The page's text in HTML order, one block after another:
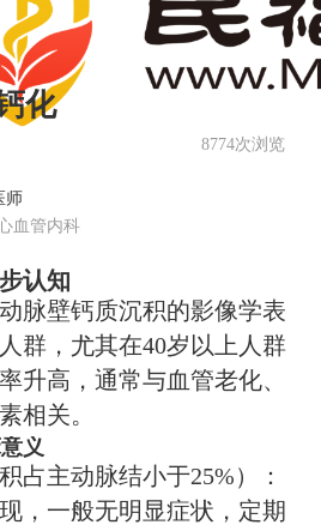
化
8774次浏览
师
血管内科
认知
脉壁钙质沉积的影像学表
群，尤其在40岁以上人群
升高，通常与血管老化、
相关。
义
占主动脉结小于25%）：
，一般无明显症状，定期